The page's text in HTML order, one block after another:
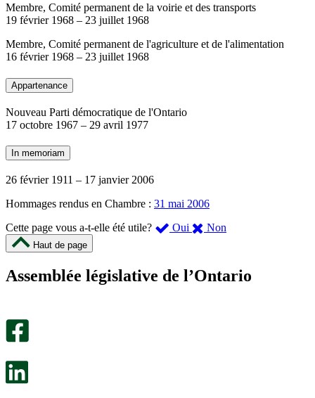
Membre, Comité permanent de la voirie et des transports
19 février 1968 – 23 juillet 1968
Membre, Comité permanent de l'agriculture et de l'alimentation
16 février 1968 – 23 juillet 1968
Appartenance
Nouveau Parti démocratique de l'Ontario
17 octobre 1967 – 29 avril 1977
In memoriam
26 février 1911 – 17 janvier 2006
Hommages rendus en Chambre : 31 mai 2006
Cette page vous a-t-elle été utile?
Oui ,
été
Non
m’a
Haut de page
Assemblée législative de l’Ontario